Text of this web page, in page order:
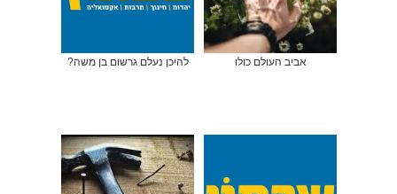
אביב העולם כולו להיכן נעלם גרשום בן משה?